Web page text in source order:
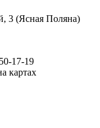
3 (Ясная Поляна)
17-19
картах